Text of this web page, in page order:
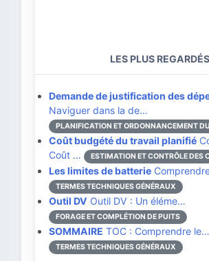
LES PLUS REGARDÉS
Demande de justification des
Naviguer dans la de…
PLANIFICATION ET ORDONNANCEMENT
Coût budgété du travail planifié
Coût …
ESTIMATION ET CONTRÔLE DES
Les limites de batterie
TERMES TECHNIQUES GÉNÉRAUX
Outil DV Outil DV : Un éléme…
FORAGE ET COMPLÉTION DE PUITS
SOMMAIRE TOC : Comprendre le…
TERMES TECHNIQUES GÉNÉRAUX